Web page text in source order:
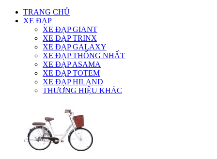
TRANG CHỦ
XE ĐẠP
XE ĐẠP GIANT
XE ĐẠP TRINX
XE ĐẠP GALAXY
XE ĐẠP THỐNG NHẤT
XE ĐẠP ASAMA
XE ĐẠP TOTEM
XE ĐẠP HILAND
THƯƠNG HIỆU KHÁC